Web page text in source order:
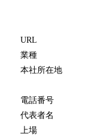
URL
業種
本社所在地
電話番号
代表者名
上場